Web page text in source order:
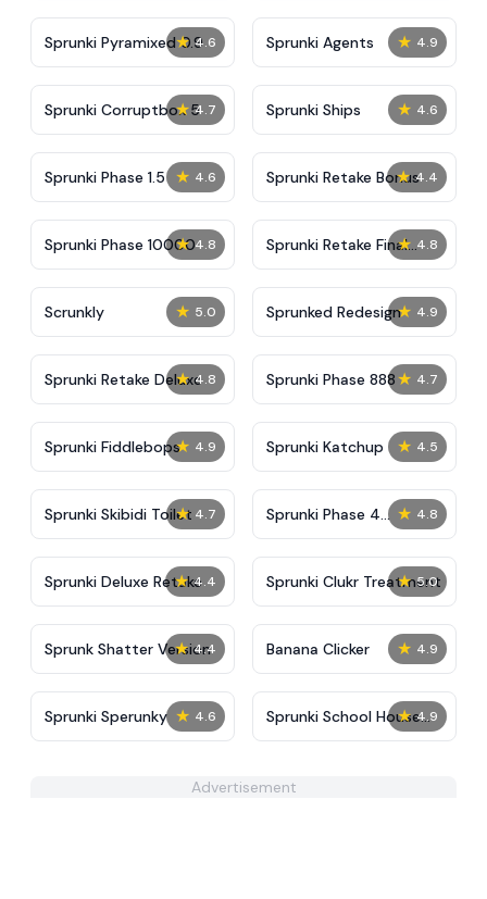
★ 4.6
Sprunki Pyramixed 0.9 ★ 4.9
Sprunki Agents
★ 4.7
Sprunki Corruptbox 5 ★ 4.6
Sprunki Ships
★ 4.6
Sprunki Phase 1.5 ★ 4.4
Sprunki Retake Bonus
★ 4.8
Sprunki Phase 10000 ★ 4.8
Sprunki Retake Final
Update
★ 5.0
Scrunkly ★ 4.9
Sprunked Redesign
★ 4.8
Sprunki Retake Deluxe ★ 4.7
Sprunki Phase 888
★ 4.9
Sprunki Fiddlebops ★ 4.5
Sprunki Katchup
★ 4.7
Sprunki Skibidi Toilet ★ 4.8
Sprunki Phase 4
Definitive
★ 4.4
Sprunki Deluxe Retake ★ 5.0
Sprunki Clukr Treatment
★ 4.4
Sprunk Shatter Version ★ 4.9
Banana Clicker
★ 4.6
Sprunki Sperunky ★ 4.9
Sprunki School House
Trouble Babies 2.0
Advertisement